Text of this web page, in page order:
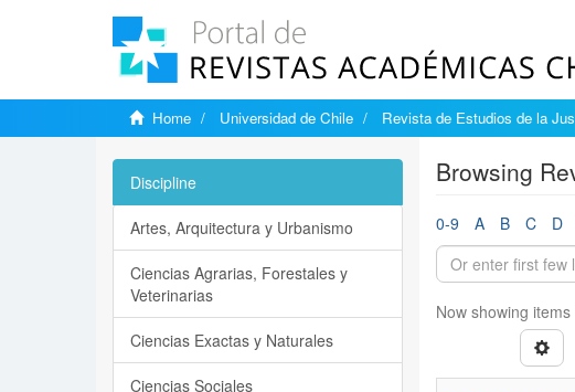
Home Universidad de Chile Revista de Estudios de la
Browsing
0-9 A B C D
Now showing
Discipline
Artes, Arquitectura y Urbanismo
Ciencias Agrarias, Forestales y
Veterinarias
Ciencias Exactas y Naturales
Ciencias Sociales